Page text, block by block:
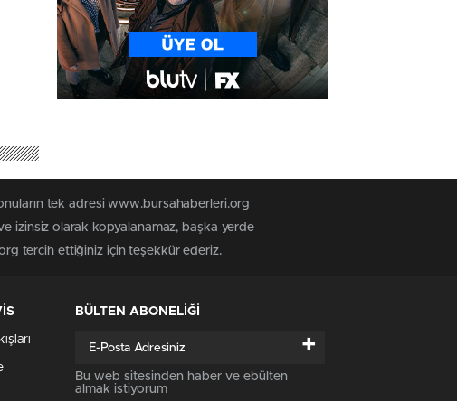
tek adresi www.bursahaberleri.org
izinsiz olarak kopyalanamaz, başka yerde
tercih ettiğiniz için teşekkür ederiz.
BÜLTEN ABONELİĞİ
+
Bu web sitesinden haber ve ebülten
almak istiyorum